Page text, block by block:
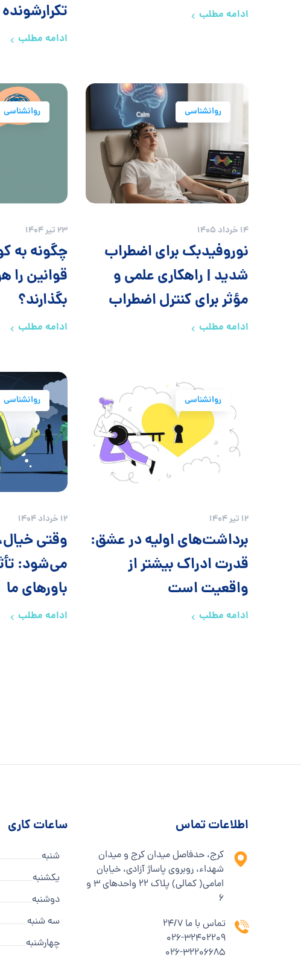
ادامه مطلب
تکرارشونده
ادامه مطلب
روانشناسی
14 خرداد 1405
نوروفیدبک برای اضطراب
شدید | راهکاری علمی و
مؤثر برای کنترل اضطراب
ادامه مطلب
روانشناسی
23 تیر 1404
چگونه به
قوانین را
بگذارند؟
ادامه مطلب
روانشناسی
12 تیر 1404
برداشت‌های اولیه در عشق:
قدرت ادراک بیشتر از
واقعیت است
ادامه مطلب
روانشناسی
12 خرداد 1404
وقتی
می‌شود:
باورهای ما
ادامه مطلب
اطلاعات تماس
کرج، حدفاصل میدان کرج و میدان
شهداء، روبروی پاساژ آزادی، خیابان
امامی( کمالی) پلاک ۲۲ واحدهای ۳ و
۶
تماس با ما 24/7
۰۲۶-۳۲۴۰۲۲۰۹
۰۲۶-۳۲۲۰۶۶۸۵
ساعات کاری
شنبه
یکشنبه
دوشنبه
سه شنبه
چهارشنبه